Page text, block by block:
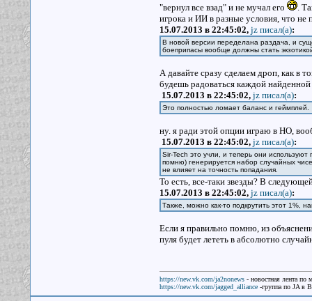
"вернул все взад" и не мучал его
.
игрока и ИИ в разные условия, что
15.07.2013 в 22:45:02, jz писал(a):
В новой версии переделана раздача, и
боеприпасы вообще должны стать
А давайте сразу сделаем дроп, как в
будешь радоваться каждой найденной
15.07.2013 в 22:45:02, jz писал(a):
Это полностью ломает баланс и геймплей.
ну. я ради этой опции играю в НО,
15.07.2013 в 22:45:02, jz писал(a):
Sir-Tech это учли, и теперь они
помню) генерируется набор случайных
не влияет на точность попадания.
То есть, все-таки звезды? В
15.07.2013 в 22:45:02, jz писал(a):
Также, можно как-то подкрутить этот 1%,
Если я правильно помню, из
пуля будет лететь в абсолютно
https://new.vk.com/ja2nonews- новостная лента по
https://new.vk.com/jagged_alliance-группа по JA в